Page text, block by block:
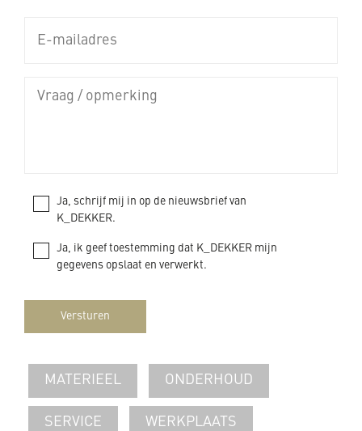
Ja, schrijf mij in op de nieuwsbrief van
K_DEKKER.
Ja, ik geef toestemming dat K_DEKKER mijn
gegevens opslaat en verwerkt.
Versturen
MATERIEEL ONDERHOUD
SERVICE WERKPLAATS